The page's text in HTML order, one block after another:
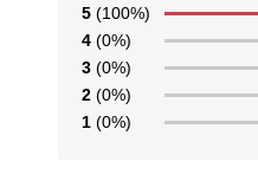
5 (100%)
4 (0%)
3 (0%)
2 (0%)
1 (0%)